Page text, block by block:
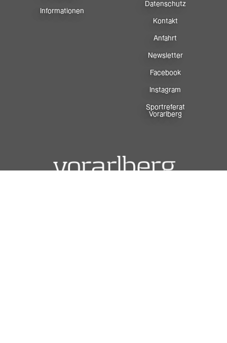
Informationen
Datenschutz
Kontakt
Anfahrt
Newsletter
Facebook
Instagram
Sportreferat
Vorarlberg